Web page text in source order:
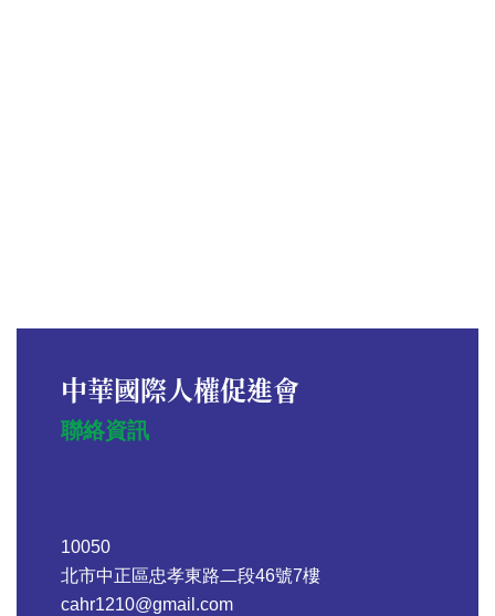
中華國際人權促進會
聯絡資訊
10050
北市中正區忠孝東路二段46號7樓
cahr1210@gmail.com